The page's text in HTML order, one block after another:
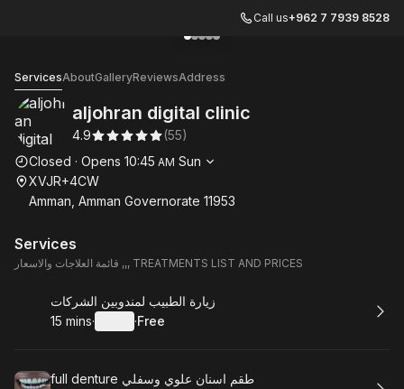
Call us+962 7 7939 8528
Go to gallery image
Go to gallery image
Go to gallery image
Go to gallery image
Go to gallery image
ServicesAboutGalleryReviewsAddress
aljohran digital clinic
4.9 (55)
Opening hours
Closed · Opens 10:45 AM Sun
XVJR+4CW
Amman, Amman Governorate 11953
Services
قائمة العلاجات والاسعار ,,, TREATMENTS LIST AND PRICES
Book
زيارة الطبيب لمندوبين الشركات
.Duration:
15 mins· ·
. Price
Free
Book full denture طقم اسنان علوي وسفلي